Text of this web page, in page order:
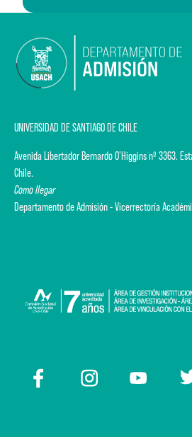
UNIVERSIDAD DE SANTIAGO DE CHILE
Avenida Libertador Bernardo O'Higgins nº 3363.
Chile.
Como llegar
Departamento de Admisión - Vicerrectoría